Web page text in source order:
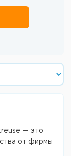
— это
от фирмы